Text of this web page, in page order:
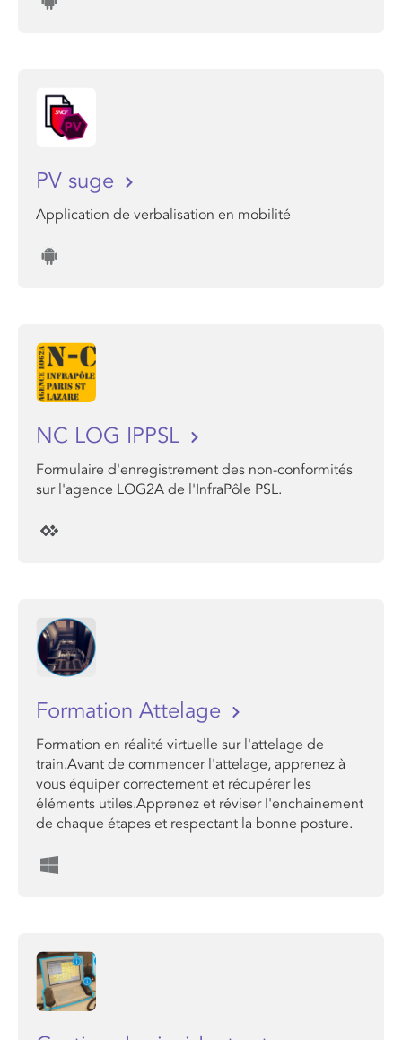
PV suge
Application de verbalisation en mobilité
NC LOG IPPSL
Formulaire d'enregistrement des non-conformités
sur l'agence LOG2A de l'InfraPôle PSL.
Formation Attelage
Formation en réalité virtuelle sur l'attelage de
train.Avant de commencer l'attelage, apprenez à
vous équiper correctement et récupérer les
éléments utiles.Apprenez et réviser l'enchainement
de chaque étapes et respectant la bonne posture.